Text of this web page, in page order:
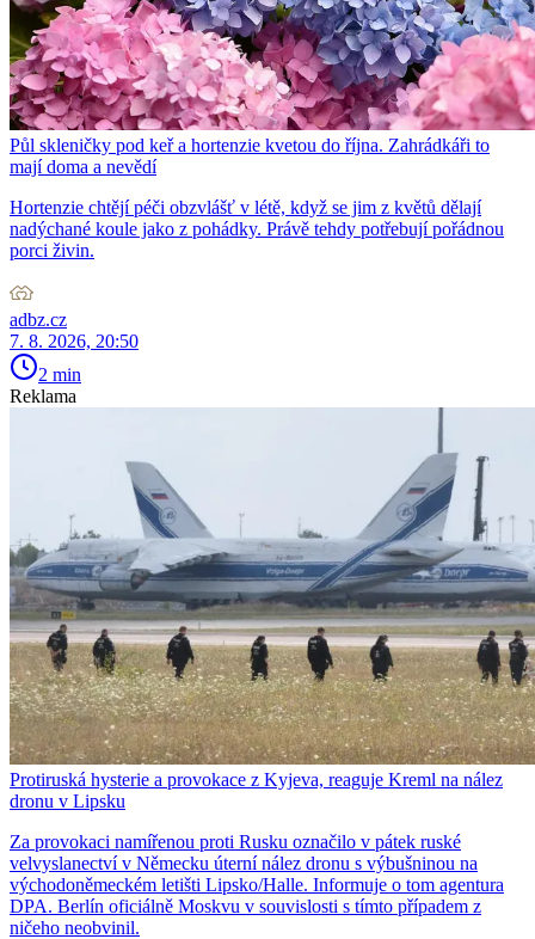
Půl skleničky pod keř a hortenzie kvetou do října. Zahrádkáři to
mají doma a nevědí
Hortenzie chtějí péči obzvlášť v létě, když se jim z květů dělají
nadýchané koule jako z pohádky. Právě tehdy potřebují pořádnou
porci živin.
adbz.cz
7. 8. 2026, 20:50
2 min
Reklama
Protiruská hysterie a provokace z Kyjeva, reaguje Kreml na nález
dronu v Lipsku
Za provokaci namířenou proti Rusku označilo v pátek ruské
velvyslanectví v Německu úterní nález dronu s výbušninou na
východoněmeckém letišti Lipsko/Halle. Informuje o tom agentura
DPA. Berlín oficiálně Moskvu v souvislosti s tímto případem z
ničeho neobvinil.